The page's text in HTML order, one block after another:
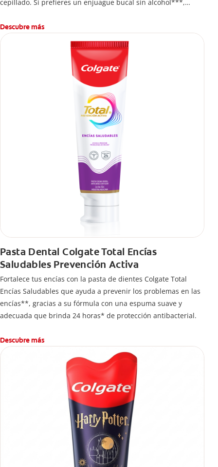
cepillado. Si prefieres un enjuague bucal sin alcohol***,
Descubre más
Pasta Dental Colgate Total Encías
Saludables Prevención Activa
Fortalece tus encías con la pasta de dientes Colgate Total
Encías Saludables que ayuda a prevenir los problemas en las
encías**, gracias a su fórmula con una espuma suave y
adecuada que brinda 24 horas* de protección antibacterial.
Descubre más